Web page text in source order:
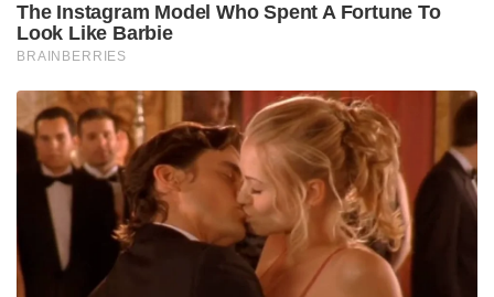
The Instagram Model Who Spent A Fortune To
Look Like Barbie
BRAINBERRIES